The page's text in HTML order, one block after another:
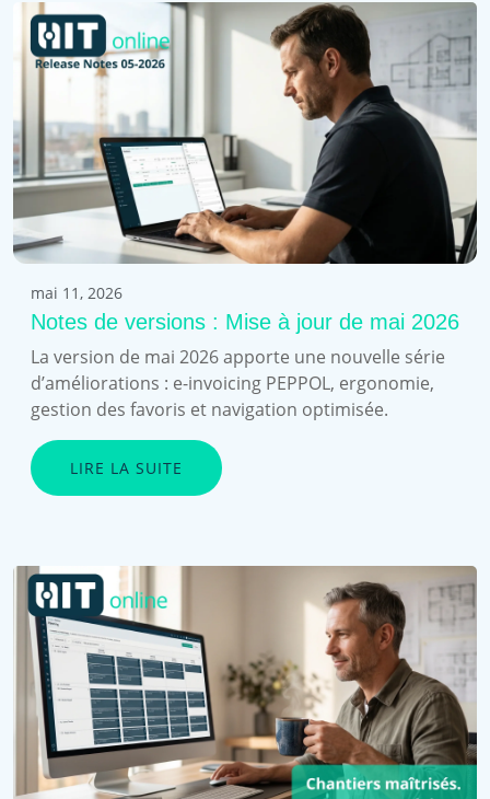
mai 11, 2026
Notes de versions : Mise à jour de mai 2026
La version de mai 2026 apporte une nouvelle série
d’améliorations : e-invoicing PEPPOL, ergonomie,
gestion des favoris et navigation optimisée.
LIRE LA SUITE